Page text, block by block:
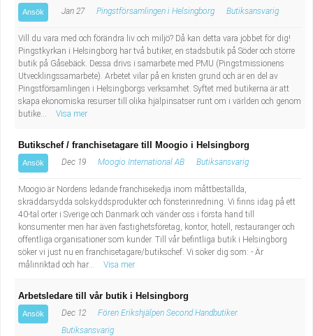
Ansök Jan 27 Pingstförsamlingen i Helsingborg Butiksansvarig
Vill du vara med och förändra liv och miljö? Då kan detta vara jobbet för dig!
Pingstkyrkan i Helsingborg har två butiker, en stadsbutik på Söder och större
butik på Gåsebäck. Dessa drivs i samarbete med PMU (Pingstmissionens
Utvecklingssamarbete). Arbetet vilar på en kristen grund och är en del av
Pingstförsamlingen i Helsingborgs verksamhet. Syftet med butikerna är att
skapa ekonomiska resurser till olika hjälpinsatser runt om i världen och genom
butike...
Visa mer
Butikschef / franchisetagare till Moogio i Helsingborg
Ansök Dec 19 Moogio International AB Butiksansvarig
Moogio är Nordens ledande franchisekedja inom måttbeställda,
skräddarsydda solskyddsprodukter och fönsterinredning. Vi finns idag på ett
40-tal orter i Sverige och Danmark och vänder oss i första hand till
konsumenter men har även fastighetsföretag, kontor, hotell, restauranger och
offentliga organisationer som kunder. Till vår befintliga butik i Helsingborg
söker vi just nu en franchisetagare/butikschef. Vi söker dig som: - Är
målinriktad och har...
Visa mer
Arbetsledare till vår butik i Helsingborg
Ansök Dec 12
Fören Erikshjälpen Second Handbutiker
Butiksansvarig